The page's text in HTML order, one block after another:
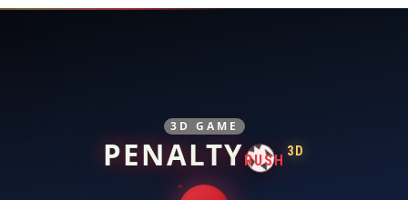
3D GAME
PENALTY RUSH
3D